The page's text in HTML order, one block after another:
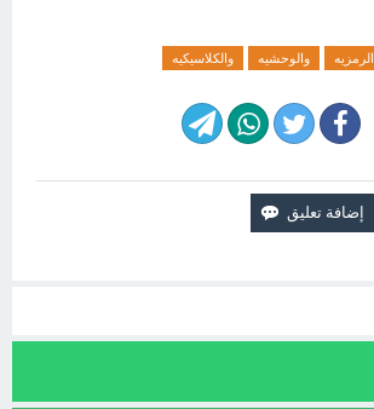
الرمزيه والوحشيه والكلاسيكيه